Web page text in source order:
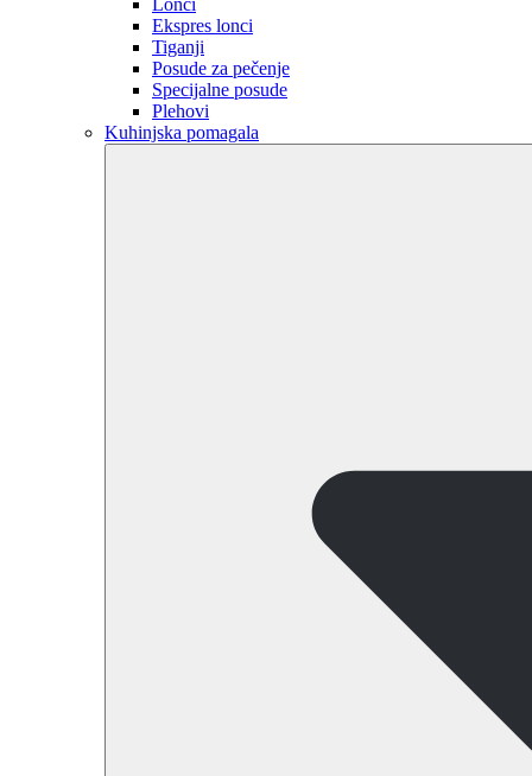
Lonci
Ekspres lonci
Tiganji
Posude za pečenje
Specijalne posude
Plehovi
Kuhinjska pomagala